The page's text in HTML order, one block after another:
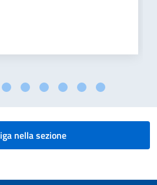
nella sezione